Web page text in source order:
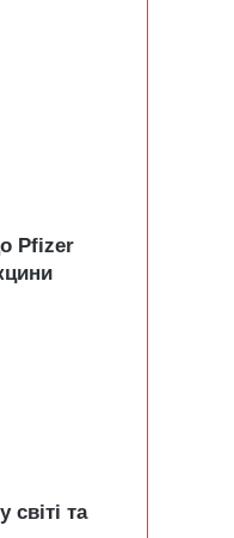
Pfizer
та